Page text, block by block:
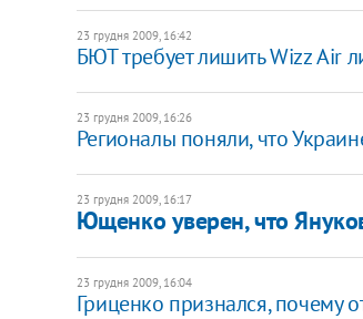
23 грудня 2009, 16:42
БЮТ требует лишить Wizz Аir
23 грудня 2009, 16:26
Регионалы поняли, что
23 грудня 2009, 16:17
Ющенко уверен, что
23 грудня 2009, 16:04
Гриценко признался, почему